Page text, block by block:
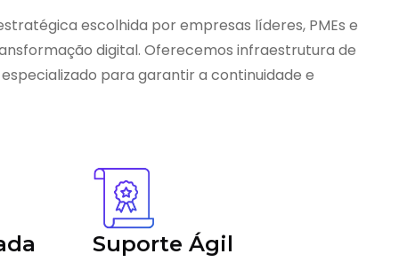
escolhida por empresas líderes, PMEs e
digital. Oferecemos infraestrutura de
para garantir a continuidade e
Suporte Ágil